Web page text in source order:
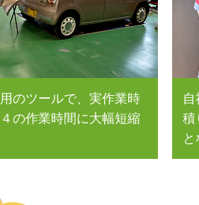
のツールで、実作業時
の作業時間に大幅短縮
積
と